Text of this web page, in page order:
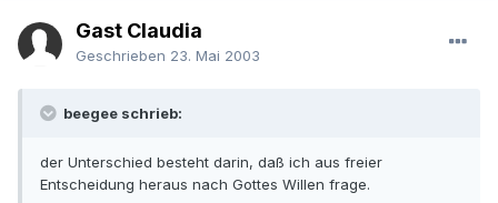
Gast Claudia
Geschrieben 23. Mai 2003
beegee schrieb:
der Unterschied besteht darin, daß ich aus freier
Entscheidung heraus nach Gottes Willen frage.